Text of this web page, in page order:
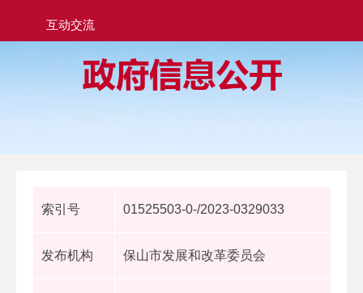
互动交流
索引号 01525503-0-/2023-0329033
发布机构 保山市发展和改革委员会